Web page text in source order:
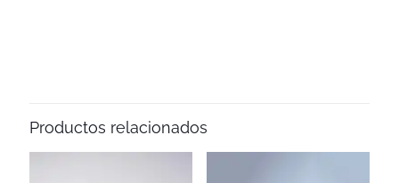
Productos relacionados